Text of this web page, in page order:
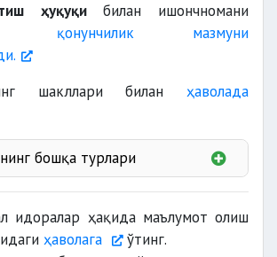
ҳуқуқи билан ишончномани
қонунчилик мазмуни
шакллари билан ҳаволада
бошқа турлари
идоралар ҳақида маълумот олиш
ҳаволага
ўтинг.